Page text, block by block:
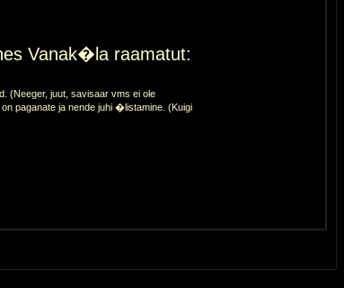
Vanak�la raamatut:
(Neeger, juut, savisaar vms ei ole
paganate ja nende juhi �listamine. (Kuigi